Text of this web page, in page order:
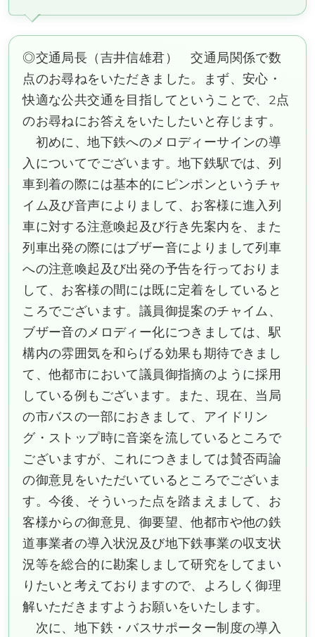
◎交通局長（吉井信雄君） 交通局関係で数
点のお尋ねをいただきました。まず、安心・
快適な公共交通を目指してということで、2点
のお尋ねにお答えをいたしたいと存じます。
初めに、地下鉄へのメロディーサインの導
入についてでございます。地下鉄駅では、列
車到着の際には基本的にピンポンというチャ
イム及び音声によりまして、お客様に進入列
車に対する注意喚起及び行き先案内を、また
列車出発の際にはブザー音によりまして列車
への注意喚起及び出発の予告を行っておりま
して、お客様の間には既に定着をしていると
ころでございます。議員御提案のチャイム、
ブザー音のメロディー化につきましては、駅
構内の雰囲気を和らげる効果も期待できまし
て、他都市において議員御指摘のように採用
している例もございます。また、現在、当局
の市バスの一部におきまして、アイドリン
グ・ストップ時に音楽を流しているところで
ございますが、これにつきましては賛否両論
の御意見をいただいているところでございま
す。今後、そういった点を踏まえまして、お
客様からの御意見、御要望、他都市や他の鉄
道事業者の導入状況及び地下鉄事業の収支状
況等を総合的に勘案しまして研究をしてまい
りたいと考えておりますので、よろしく御理
解いただきますようお願いをいたします。
次に、地下鉄・バスサポーター制度の導入